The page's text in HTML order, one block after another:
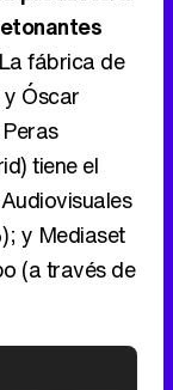
fábrica de
Óscar
tiene el
y Mediaset
(a través de